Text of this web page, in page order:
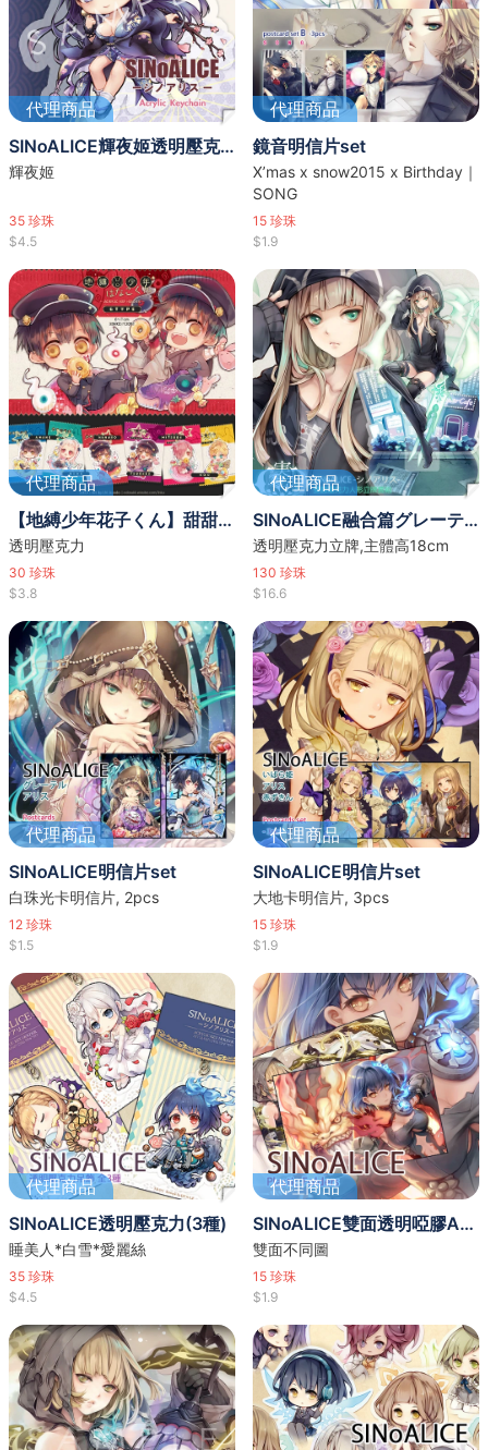
代理商品
SINoALICE輝夜姬透明壓克力吊飾
輝夜姬
35 珍珠
$4.5
代理商品
鏡音明信片set
X’mas x snow2015 x Birthday｜
SONG
15 珍珠
$1.9
代理商品
【地縛少年花子くん】甜甜圈主題吊飾
透明壓克力
30 珍珠
$3.8
代理商品
SINoALICE融合篇グレーテル立牌
透明壓克力立牌,主體高18cm
130 珍珠
$16.6
代理商品
SINoALICE明信片set
白珠光卡明信片, 2pcs
12 珍珠
$1.5
代理商品
SINoALICE明信片set
大地卡明信片, 3pcs
15 珍珠
$1.9
代理商品
SINoALICE透明壓克力(3種)
睡美人*白雪*愛麗絲
35 珍珠
$4.5
代理商品
SINoALICE雙面透明啞膠A4 Folder
雙面不同圖
15 珍珠
$1.9